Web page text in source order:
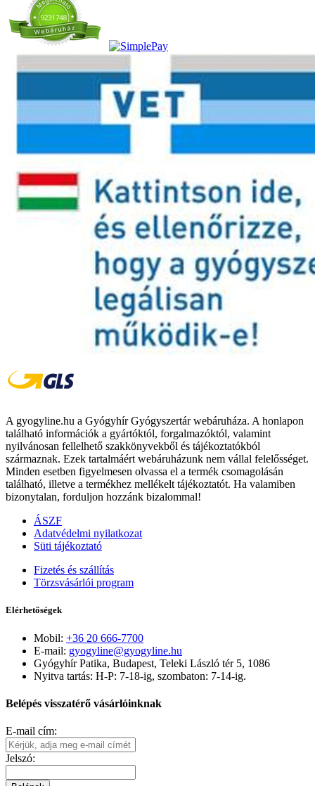
A gyogyline.hu a Gyógyhír Gyógyszertár webáruháza. A honlapon
található információk a gyártóktól, forgalmazóktól, valamint
nyilvánosan fellelhető szakkönyvekből és tájékoztatókból
származnak. Ezek tartalmáért webáruházunk nem vállal felelősséget.
Minden esetben figyelmesen olvassa el a termék csomagolásán
található, illetve a termékhez mellékelt tájékoztatót. Ha valamiben
bizonytalan, forduljon hozzánk bizalommal!
ÁSZF
Adatvédelmi nyilatkozat
Süti tájékoztató
Fizetés és szállítás
Törzsvásárlói program
Elérhetőségek
Mobil: +36 20 666-7700
E-mail: gyogyline@gyogyline.hu
Gyógyhír Patika, Budapest, Teleki László tér 5, 1086
Nyitva tartás: H-P: 7-18-ig, szombaton: 7-14-ig.
Belépés visszatérő vásárlóinknak
E-mail cím:
Jelszó: